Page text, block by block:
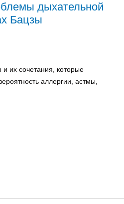
дыхательной
Бацзы
их сочетания, которые
аллергии, астмы,